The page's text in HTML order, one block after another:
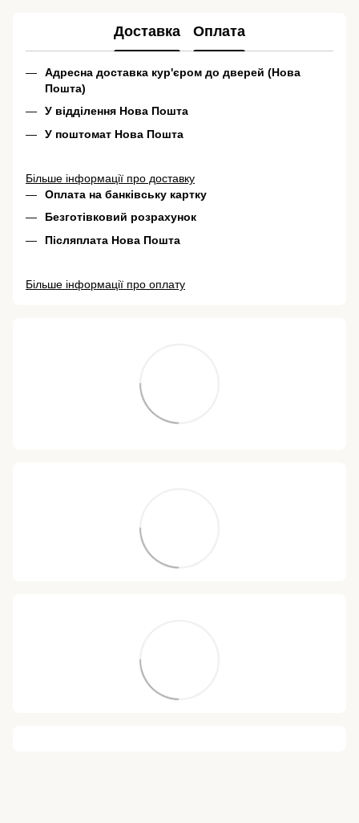
Доставка Оплата
Адресна доставка кур'єром до дверей (Нова
Пошта)
У відділення Нова Пошта
У поштомат Нова Пошта
Більше інформації про доставку
Оплата на банківську картку
Безготівковий розрахунок
Післяплата Нова Пошта
Більше інформації про оплату